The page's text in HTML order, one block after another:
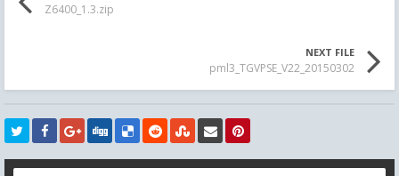
Z6400_1.3.zip
NEXT FILE
pml3_TGVPSE_V22_20150302